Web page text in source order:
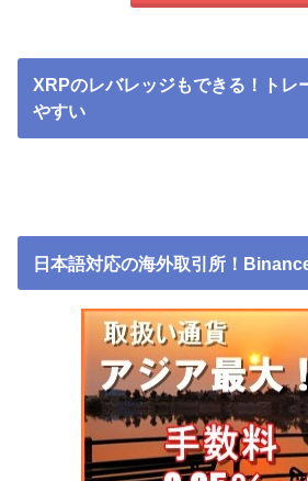
XRPのレバレッジもできる！トレ
やすい
日本語対応の海外取引所！